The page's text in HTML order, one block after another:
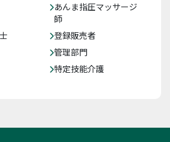
あんま指圧マッサージ
師
登録販売者
管理部門
特定技能介護